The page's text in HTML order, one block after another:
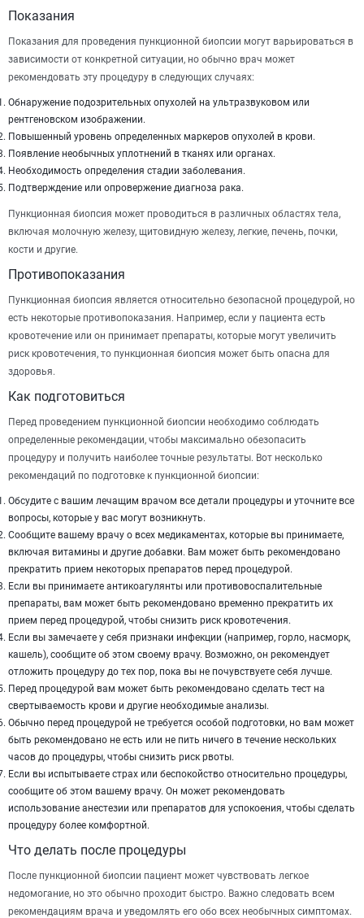
Показания
Показания для проведения пункционной биопсии могут варьироваться в
зависимости от конкретной ситуации, но обычно врач может
рекомендовать эту процедуру в следующих случаях:
Обнаружение подозрительных опухолей на ультразвуковом или
рентгеновском изображении.
Повышенный уровень определенных маркеров опухолей в крови.
Появление необычных уплотнений в тканях или органах.
Необходимость определения стадии заболевания.
Подтверждение или опровержение диагноза рака.
Пункционная биопсия может проводиться в различных областях тела,
включая молочную железу, щитовидную железу, легкие, печень, почки,
кости и другие.
Противопоказания
Пункционная биопсия является относительно безопасной процедурой, но
есть некоторые противопоказания. Например, если у пациента есть
кровотечение или он принимает препараты, которые могут увеличить
риск кровотечения, то пункционная биопсия может быть опасна для
здоровья.
Как подготовиться
Перед проведением пункционной биопсии необходимо соблюдать
определенные рекомендации, чтобы максимально обезопасить
процедуру и получить наиболее точные результаты. Вот несколько
рекомендаций по подготовке к пункционной биопсии:
Обсудите с вашим лечащим врачом все детали процедуры и уточните все
вопросы, которые у вас могут возникнуть.
Сообщите вашему врачу о всех медикаментах, которые вы принимаете,
включая витамины и другие добавки. Вам может быть рекомендовано
прекратить прием некоторых препаратов перед процедурой.
Если вы принимаете антикоагулянты или противовоспалительные
препараты, вам может быть рекомендовано временно прекратить их
прием перед процедурой, чтобы снизить риск кровотечения.
Если вы замечаете у себя признаки инфекции (например, горло, насморк,
кашель), сообщите об этом своему врачу. Возможно, он рекомендует
отложить процедуру до тех пор, пока вы не почувствуете себя лучше.
Перед процедурой вам может быть рекомендовано сделать тест на
свертываемость крови и другие необходимые анализы.
Обычно перед процедурой не требуется особой подготовки, но вам может
быть рекомендовано не есть или не пить ничего в течение нескольких
часов до процедуры, чтобы снизить риск рвоты.
Если вы испытываете страх или беспокойство относительно процедуры,
сообщите об этом вашему врачу. Он может рекомендовать
использование анестезии или препаратов для успокоения, чтобы сделать
процедуру более комфортной.
Что делать после процедуры
После пункционной биопсии пациент может чувствовать легкое
недомогание, но это обычно проходит быстро. Важно следовать всем
рекомендациям врача и уведомлять его обо всех необычных симптомах.